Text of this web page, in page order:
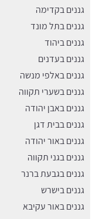
גננים בקדימה
גננים בתל מונד
גננים ביהוד
גננים בעדנים
גננים באלפי מנשה
גננים בשערי תקווה
גננים באבן יהודה
גננים בבית דגן
גננים באור יהודה
גננים בגני תקווה
גננים בגבעת ברנר
גננים בישרש
גננים באור עקיבא